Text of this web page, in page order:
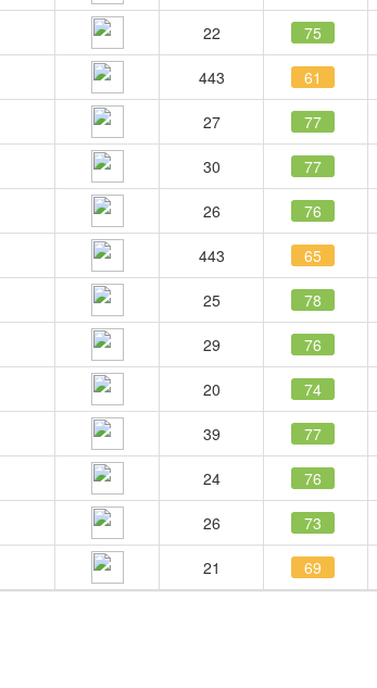
22 75
443 61
27 77
30 77
26 76
443 65
25 78
29 76
20 74
39 77
24 76
26 73
21 69